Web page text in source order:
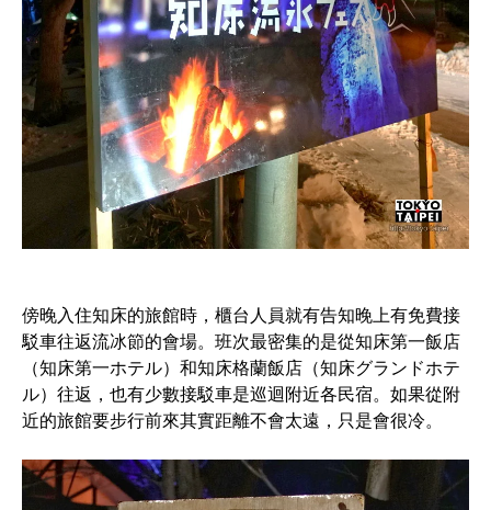
傍晚入住知床的旅館時，櫃台人員就有告知晚上有免費接
駁車往返流冰節的會場。班次最密集的是從知床第一飯店
（知床第一ホテル）和知床格蘭飯店（知床グランドホテ
ル）往返，也有少數接駁車是巡迴附近各民宿。如果從附
近的旅館要步行前來其實距離不會太遠，只是會很冷。